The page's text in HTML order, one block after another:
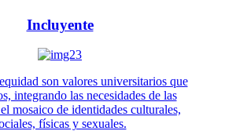
Incluyente
son valores universitarios que
integrando las necesidades de las
mosaico de identidades culturales,
físicas y sexuales.